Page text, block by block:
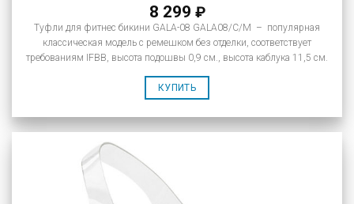
8 299 ₽
Туфли для фитнес бикини GALA-08 GALA08/C/M – популярная
классическая модель с ремешком без отделки, соответствует
требованиям IFBB, высота подошвы 0,9 см., высота каблука 11,5 см.
КУПИТЬ